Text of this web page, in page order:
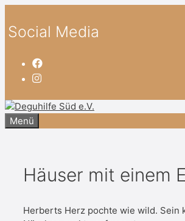
Inhalt
springen
Social Media
Menü
Häuser mit einem
Herberts Herz pochte wie wild. Sein